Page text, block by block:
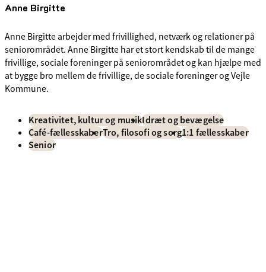
Anne Birgitte
Anne Birgitte arbejder med frivillighed, netværk og relationer på
seniorområdet. Anne Birgitte har et stort kendskab til de mange
frivillige, sociale foreninger på seniorområdet og kan hjælpe med
at bygge bro mellem de frivillige, de sociale foreninger og Vejle
Kommune.
Kreativitet, kultur og musikIdræt og bevægelse
Café-fællesskaberTro, filosofi og sorg1:1 fællesskaber
Senior